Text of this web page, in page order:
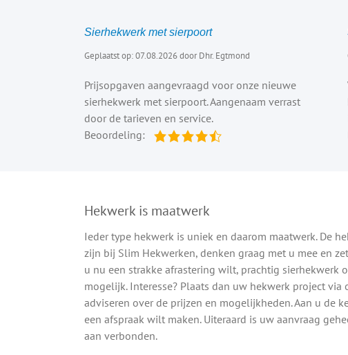
Sierhekwerk met sierpoort
Geplaatst op: 07.08.2026 door Dhr. Egtmond
Prijsopgaven aangevraagd voor onze nieuwe
sierhekwerk met sierpoort. Aangenaam verrast
door de tarieven en service.
Beoordeling:
Hekwerk is maatwerk
Ieder type hekwerk is uniek en daarom maatwerk. De
zijn bij Slim Hekwerken, denken graag met u mee en
u nu een strakke afrastering wilt, prachtig
mogelijk. Interesse? Plaats dan uw hekwerk project
adviseren over de prijzen en mogelijkheden. Aan u de
een afspraak wilt maken. Uiteraard is uw aanvraag
aan verbonden.